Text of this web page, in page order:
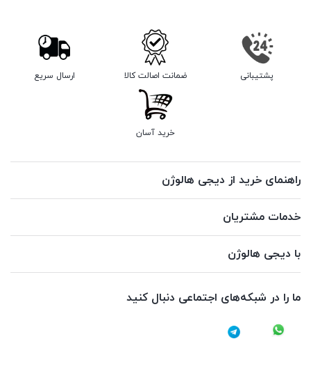
پشتیبانی ضمانت اصالت کالا ارسال سریع
خرید آسان
راهنمای خرید از دیجی هالوژن
خدمات مشتریان
با دیجی هالوژن
ما را در شبکه‌های اجتماعی دنبال کنید